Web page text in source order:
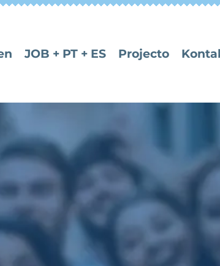
JOB + PT + ES Projecto